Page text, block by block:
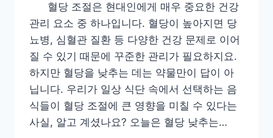
육
에
서
빛
나
는
단
편
혈당 조절은 현대인에게 매우 중요한 건강
관리 요소 중 하나입니다. 혈당이 높아지면 당
뇨병, 심혈관 질환 등 다양한 건강 문제로 이어
질 수 있기 때문에 꾸준한 관리가 필요하지요.
하지만 혈당을 낮추는 데는 약물만이 답이 아
닙니다. 우리가 일상 식단 속에서 선택하는 음
식들이 혈당 조절에 큰 영향을 미칠 수 있다는
사실, 알고 계셨나요? 오늘은 혈당 낮추는…